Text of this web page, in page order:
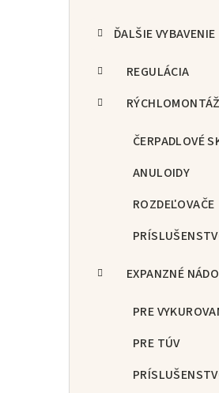
ĎALŠIE VYBAVENIE
REGULÁCIA
ČERPADLOVÉ
ANULOIDY
ROZDEĽOVAČE
EXPANZNÉ
PRE
PRE TÚV